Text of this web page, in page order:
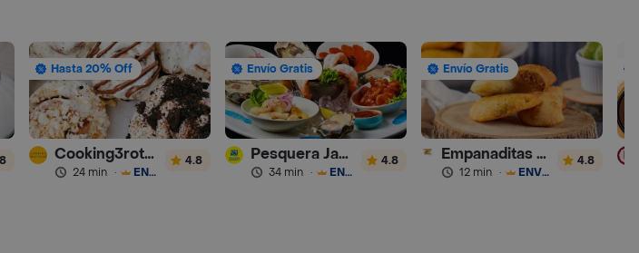
Hasta 20% Off
Cooking3rothers
24 min · ENVÍO GRATIS
4.8
Envío Gratis
Pesquera Jaramillo
34 min · ENVÍO GRATIS
4.8
Envío Gratis
Empanaditas de Pipian - Empanadas
12 min · ENVÍO GRATIS
4.8